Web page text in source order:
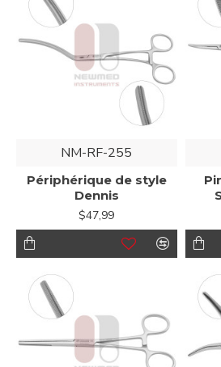
NM-RF-255
Périphérique de style
Dennis
$47,99